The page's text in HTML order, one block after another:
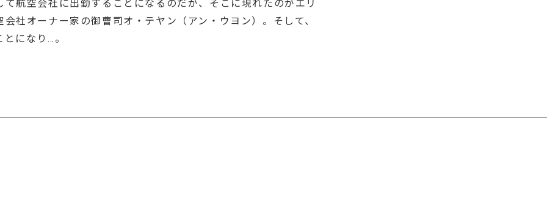
航空会社に出勤することになるのだが、そこに現れたのがエリ
社オーナー家の御曹司オ・テヤン（アン・ウヨン）。そして、
になり…。